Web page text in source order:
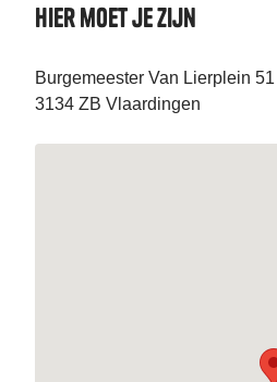
Hier moet je zijn
Burgemeester Van Lierplein 51
3134 ZB Vlaardingen